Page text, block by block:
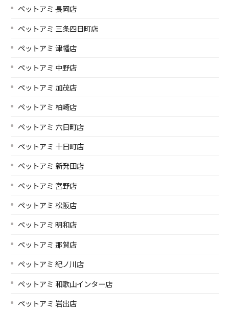
ペットアミ 長岡店
ペットアミ 三条四日町店
ペットアミ 津幡店
ペットアミ 中野店
ペットアミ 加茂店
ペットアミ 柏崎店
ペットアミ 六日町店
ペットアミ 十日町店
ペットアミ 新発田店
ペットアミ 宮野店
ペットアミ 松阪店
ペットアミ 明和店
ペットアミ 那賀店
ペットアミ 紀ノ川店
ペットアミ 和歌山インター店
ペットアミ 岩出店